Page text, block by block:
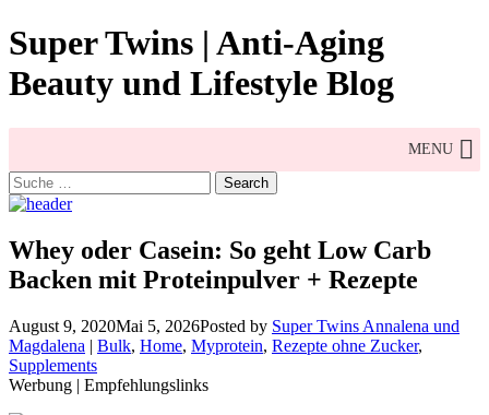
Skip
to
content
Super Twins | Anti-Aging
Beauty und Lifestyle Blog
MENU
Search
for:
Whey oder Casein: So geht Low Carb
Backen mit Proteinpulver + Rezepte
August 9, 2020Mai 5, 2026Posted by Super Twins Annalena und
Magdalena | Bulk, Home, Myprotein, Rezepte ohne Zucker,
Supplements
Werbung | Empfehlungslinks